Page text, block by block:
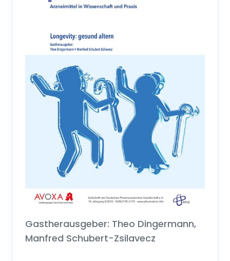
Gastherausgeber: Theo Dingermann,
Manfred Schubert-Zsilavecz